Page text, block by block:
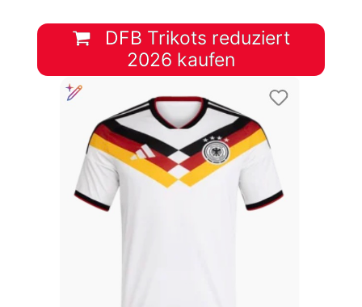
DFB Trikots reduziert
2026 kaufen